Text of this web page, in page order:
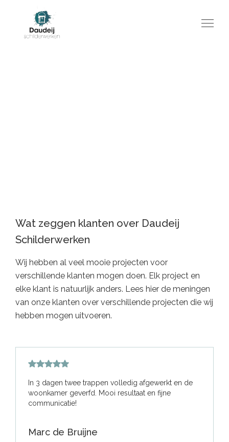
Wat zeggen klanten over Daudeij
Schilderwerken
Wij hebben al veel mooie projecten voor
verschillende klanten mogen doen. Elk project en
elke klant is natuurlijk anders. Lees hier de meningen
van onze klanten over verschillende projecten die wij
hebben mogen uitvoeren.
In 3 dagen twee trappen volledig afgewerkt en de
woonkamer geverfd. Mooi resultaat en fijne
communicatie!
Marc de Bruijne